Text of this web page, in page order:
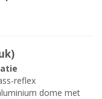
reflex
dome met